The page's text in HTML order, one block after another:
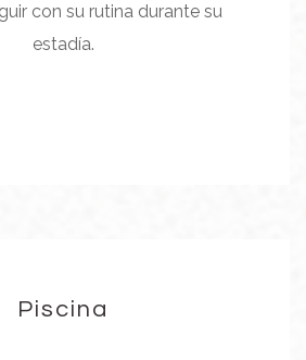
con su rutina durante su
estadía.
Piscina